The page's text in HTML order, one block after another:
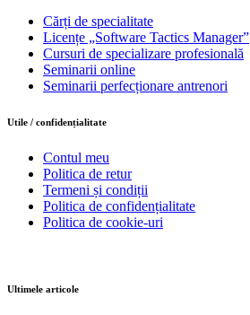
Cărți de specialitate
Licențe „Software Tactics Manager”
Cursuri de specializare profesională
Seminarii online
Seminarii perfecționare antrenori
Utile / confidențialitate
Contul meu
Politica de retur
Termeni și condiții
Politica de confidențialitate
Politica de cookie-uri
Ultimele articole